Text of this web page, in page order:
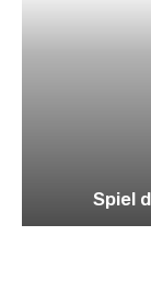
Spiel